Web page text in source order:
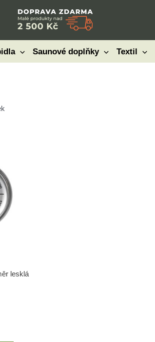
Saunové doplňky Textil
lesklá